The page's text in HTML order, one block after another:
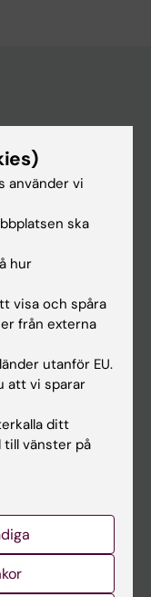
använder vi
ska
hur
visa och spåra
från externa
utanför EU.
att vi sparar
ditt
till vänster på